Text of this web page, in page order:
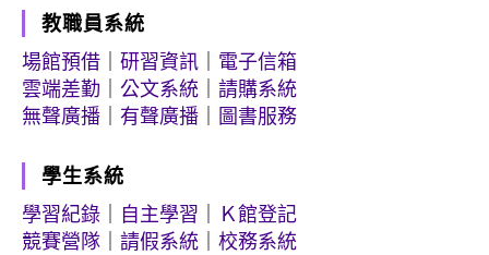
教職員系統
場館預借
研習資訊
電子信箱
雲端差勤
公文系統
請購系統
無聲廣播
有聲廣播 圖書服務
學生系統
學習紀錄
自主學習
Ｋ館登記
競賽營隊
請假系統 校務系統